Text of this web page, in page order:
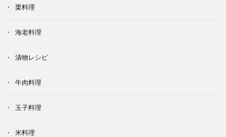
栗料理
海老料理
漬物レシピ
牛肉料理
玉子料理
米料理